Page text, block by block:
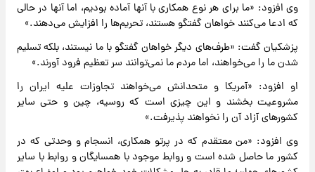
وی افزود: «ما برای هر نوع همکاری با آنها آماده بودیم، اما آنها در حالی
که ادعا می‌کنند خواهان گفتگو هستند، تحریم‌ها را افزایش می‌دهند.»
پزشکیان گفت: «طرف‌های دیگر خواهان گفتگو با ما نیستند، بلکه تسلیم
شدن ما را می‌خواهند، اما مردم ما نمی‌توانند سر تعظیم فرود آورند.»
او افزود: «آمریکا و متحدانش می‌خواهند تجاوزات علیه ایران را
مشروعیت بخشند و این چیزی است که روسیه، چین و حتی سایر
کشورهای آزاد آن را نخواهند پذیرفت.»
وی افزود: «من معتقدم که در پرتو همکاری، انسجام و وحدتی که در
کشور ما حاصل شده است و روابط موجود با همسایگان و روابط با سایر